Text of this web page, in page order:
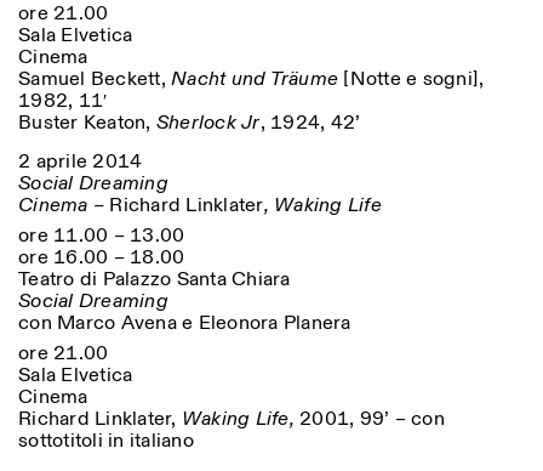
ore 21.00
Sala Elvetica
Cinema
Samuel Beckett, Nacht und Träume [Notte e sogni],
1982, 11′
Buster Keaton, Sherlock Jr, 1924, 42’
2 aprile 2014
Social Dreaming
Cinema – Richard Linklater, Waking Life
ore 11.00 – 13.00
ore 16.00 – 18.00
Teatro di Palazzo Santa Chiara
Social Dreaming
con Marco Avena e Eleonora Planera
ore 21.00
Sala Elvetica
Cinema
Richard Linklater, Waking Life, 2001, 99’ – con
sottotitoli in italiano